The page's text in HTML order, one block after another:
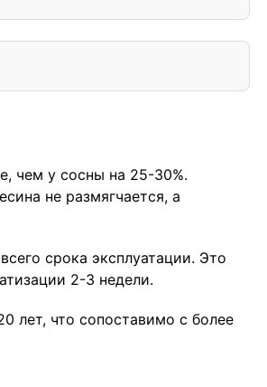
чем у сосны на 25-30%.
не размягчается, а
срока эксплуатации. Это
2-3 недели.
лет, что сопоставимо с более